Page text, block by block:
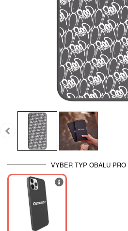
VYBER TYP OBALU PRO